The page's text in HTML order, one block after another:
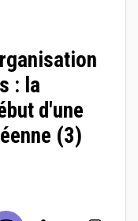
: la
d'une
(3)